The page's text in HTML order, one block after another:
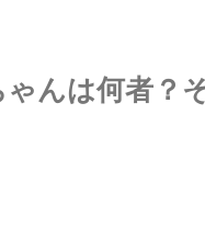
んは何者？